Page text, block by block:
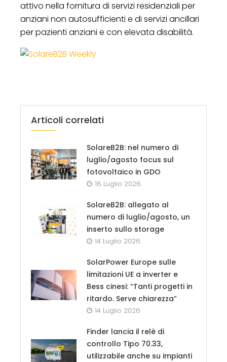
attivo nella fornitura di servizi residenziali per
anziani non autosufficienti e di servizi ancillari
per pazienti anziani e con elevata disabilità.
Articoli correlati
SolareB2B: nel numero di
luglio/agosto focus sul
fotovoltaico in GDO
16 Luglio 2026
SolareB2B: allegato al
numero di luglio/agosto, un
inserto sullo storage
14 Luglio 2026
SolarPower Europe sulle
limitazioni UE a inverter e
Bess cinesi: “Tanti progetti in
ritardo. Serve chiarezza”
14 Luglio 2026
Finder lancia il relè di
controllo Tipo 70.33,
utilizzabile anche su impianti